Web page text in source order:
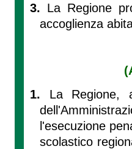
3. La Regione
accoglienza
1. La Regione,
l'esecuzione
scolastico